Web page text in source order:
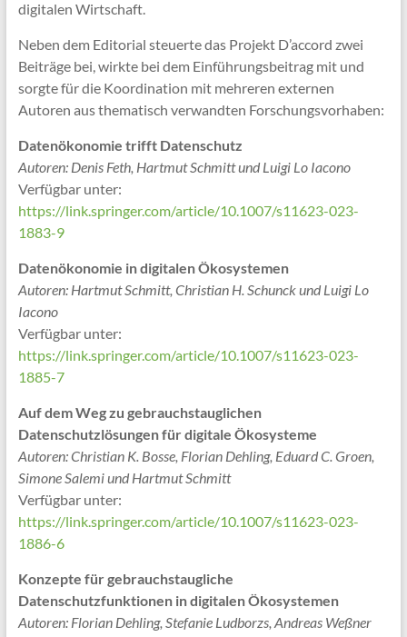
digitalen Wirtschaft.
Neben dem Editorial steuerte das Projekt D’accord zwei
Beiträge bei, wirkte bei dem Einführungsbeitrag mit und
sorgte für die Koordination mit mehreren externen
Autoren aus thematisch verwandten Forschungsvorhaben:
Datenökonomie trifft Datenschutz
Autoren: Denis Feth, Hartmut Schmitt und Luigi Lo Iacono
Verfügbar unter:
https://link.springer.com/article/10.1007/s11623-023-
1883-9
Datenökonomie in digitalen Ökosystemen
Autoren: Hartmut Schmitt, Christian H. Schunck und Luigi Lo
Iacono
Verfügbar unter:
https://link.springer.com/article/10.1007/s11623-023-
1885-7
Auf dem Weg zu gebrauchstauglichen
Datenschutzlösungen für digitale Ökosysteme
Autoren: Christian K. Bosse, Florian Dehling, Eduard C. Groen,
Simone Salemi und Hartmut Schmitt
Verfügbar unter:
https://link.springer.com/article/10.1007/s11623-023-
1886-6
Konzepte für gebrauchstaugliche
Datenschutzfunktionen in digitalen Ökosystemen
Autoren: Florian Dehling, Stefanie Ludborzs, Andreas Weßner